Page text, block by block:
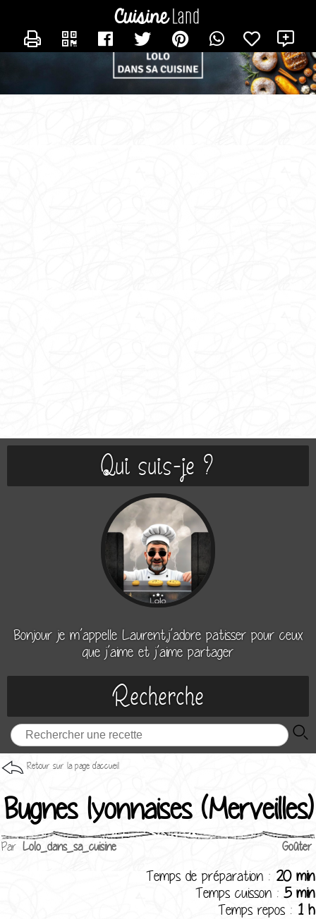
Qui suis-je ?
Bonjour je m’appelle Laurent,j’adore patisser pour ceux
que j’aime et j’aime partager
Recherche
Retour sur la page d'accueil
Bugnes lyonnaises (Merveilles)
Par Lolo_dans_sa_cuisine Goûter
Temps de préparation : 20 min
Temps cuisson : 5 min
Temps repos : 1 h
CONTACTER LOLO_DANS_SA_CUISINE